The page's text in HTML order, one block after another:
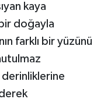
kaya
doğayla
farklı bir yüzünü